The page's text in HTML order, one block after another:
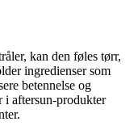
kan den føles tørr,
ingredienser som
betennelse og
i aftersun-produkter